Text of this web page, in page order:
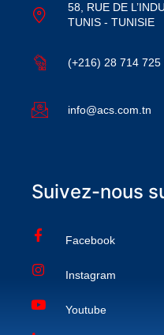
58, RUE DE
TUNIS - TUNISIE
(+216) 28 714
info@acs.com.tn
Suivez-nous
Facebook
Instagram
Youtube